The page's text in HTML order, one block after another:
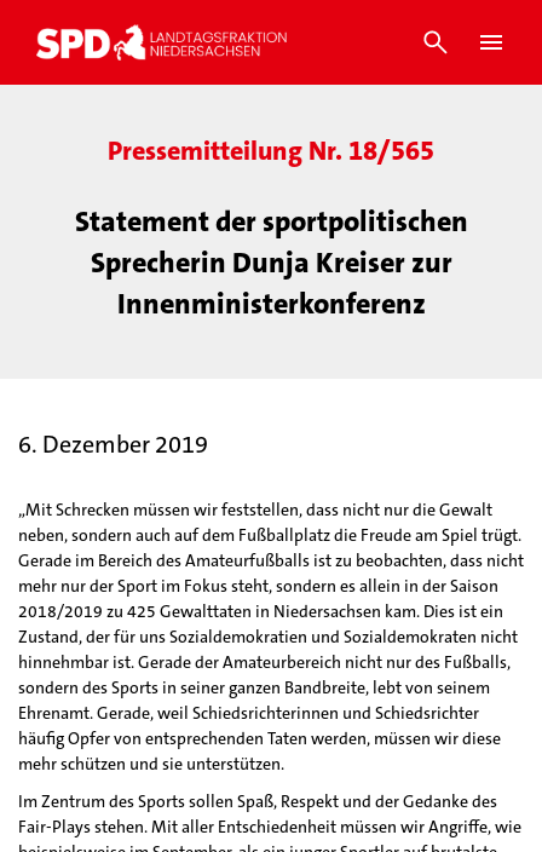
Pressemitteilung Nr. 18/565
Statement der sportpolitischen
Sprecherin Dunja Kreiser zur
Innenministerkonferenz
6. Dezember 2019
„Mit Schrecken müssen wir feststellen, dass nicht nur die Gewalt
neben, sondern auch auf dem Fußballplatz die Freude am Spiel trügt.
Gerade im Bereich des Amateurfußballs ist zu beobachten, dass nicht
mehr nur der Sport im Fokus steht, sondern es allein in der Saison
2018/2019 zu 425 Gewalttaten in Niedersachsen kam. Dies ist ein
Zustand, der für uns Sozialdemokratien und Sozialdemokraten nicht
hinnehmbar ist. Gerade der Amateurbereich nicht nur des Fußballs,
sondern des Sports in seiner ganzen Bandbreite, lebt von seinem
Ehrenamt. Gerade, weil Schiedsrichterinnen und Schiedsrichter
häufig Opfer von entsprechenden Taten werden, müssen wir diese
mehr schützen und sie unterstützen.
Im Zentrum des Sports sollen Spaß, Respekt und der Gedanke des
Fair-Plays stehen. Mit aller Entschiedenheit müssen wir Angriffe, wie